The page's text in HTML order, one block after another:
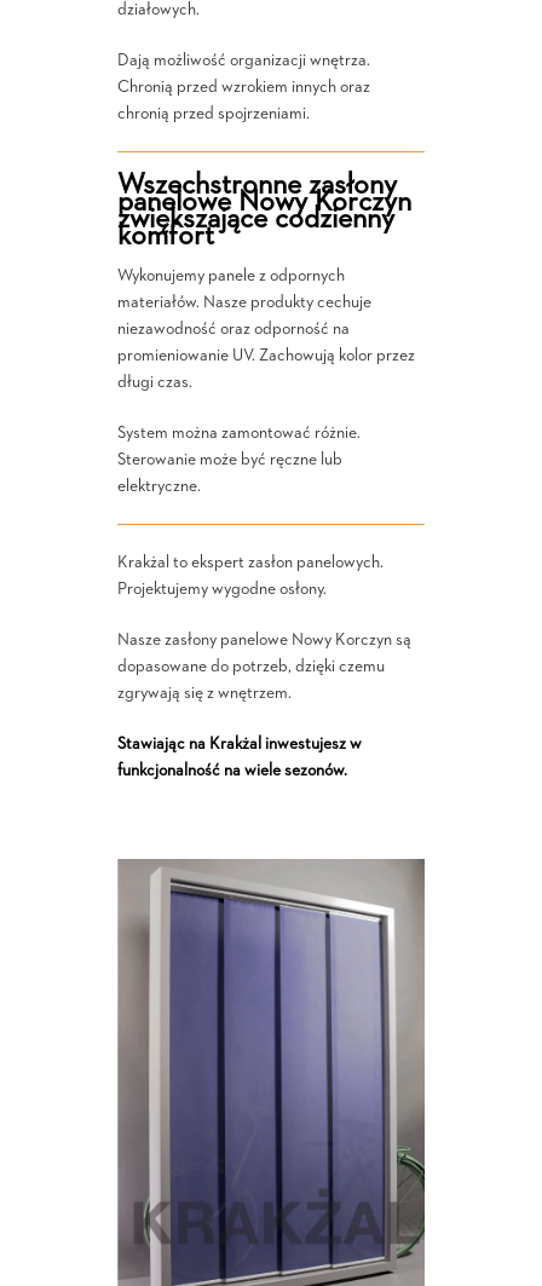
działowych.
Dają możliwość organizacji wnętrza.
Chronią przed wzrokiem innych oraz
chronią przed spojrzeniami.
Wszechstronne zasłony
panelowe Nowy Korczyn
zwiększające codzienny
komfort
Wykonujemy panele z odpornych
materiałów. Nasze produkty cechuje
niezawodność oraz odporność na
promieniowanie UV. Zachowują kolor przez
długi czas.
System można zamontować różnie.
Sterowanie może być ręczne lub
elektryczne.
Krakżal to ekspert zasłon panelowych.
Projektujemy wygodne osłony.
Nasze zasłony panelowe Nowy Korczyn są
dopasowane do potrzeb, dzięki czemu
zgrywają się z wnętrzem.
Stawiając na Krakżal inwestujesz w
funkcjonalność na wiele sezonów.